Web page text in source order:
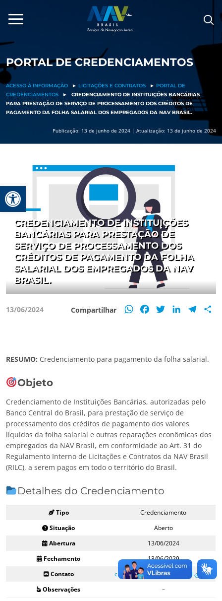
Barra de Ferramentas Aberta
para
conteúdo
PORTAL DE CREDENCIAMENTOS
ACESSO À INFORMAÇÃO ► LICITAÇÕES E CONTRATOS ► PORTAL DE
CREDENCIAMENTOS
►
CREDENCIAMENTO DE INSTITUIÇÕES BANCÁRIAS
PARA PRESTAÇÃO DE SERVIÇO DE PROCESSAMENTO DOS CRÉDITOS DE
PAGAMENTO DA FOLHA SALARIAL DOS EMPREGADOS DA NAV BRASIL.
Publicação: 13 de junho de 2024 | Atualização: 13 de junho de 2024
CREDENCIAMENTO DE INSTITUIÇÕES
BANCÁRIAS PARA PRESTAÇÃO DE
SERVIÇO DE PROCESSAMENTO DOS
CRÉDITOS DE PAGAMENTO DA FOLHA
SALARIAL DOS EMPREGADOS DA NAV
BRASIL.
13/06/2024 Compartilhar WhatsApp
FacebookTwitterLinkedIn
RESUMO: Credenciamento para pagamento da folha salarial.
Objeto
Credenciamento de Instituições Bancárias, autorizadas pelo
Banco Central do Brasil, para prestação de serviço de
processamento dos créditos de pagamento dos valores
líquidos da folha salarial e outras reparações econômicas dos
empregados da NAV Brasil, em conformidade ao Art. 31 do
Regulamento Interno de Licitações e Contratos da NAV Brasil
(RILC), a serem pagos em todo o território do Brasil.
Detalhes do Credenciamento
Tipo
Credenciamento
Situação
Aberto
Abertura
13/06/2024
Fechamento
13/06/2029
Contato
credencia.dafc.ac@navbrasil.gov.br
Observações
–